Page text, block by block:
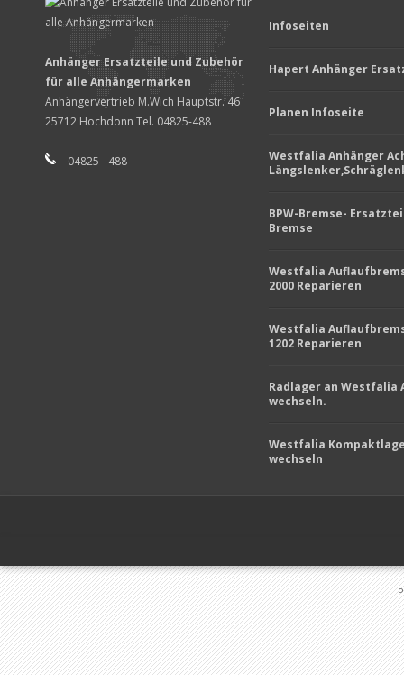
Anhänger Ersatzteile und Zubehör
für alle Anhängermarken
Anhängervertrieb M.Wich Hauptstr. 46
25712 Hochdonn Tel. 04825-488
04825 - 488
Infoseiten
Hapert Anhänger
Planen Infoseite
Westfalia Anhänger
BPW-Bremse-
Bremse
Westfalia
2000 Reparieren
Westfalia
1202 Reparieren
Radlager an Westfalia
wechseln.
Westfalia
wechseln